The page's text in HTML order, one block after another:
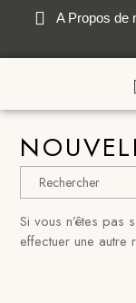
A Propos de
Si vous n’êtes pas
effectuer une autre